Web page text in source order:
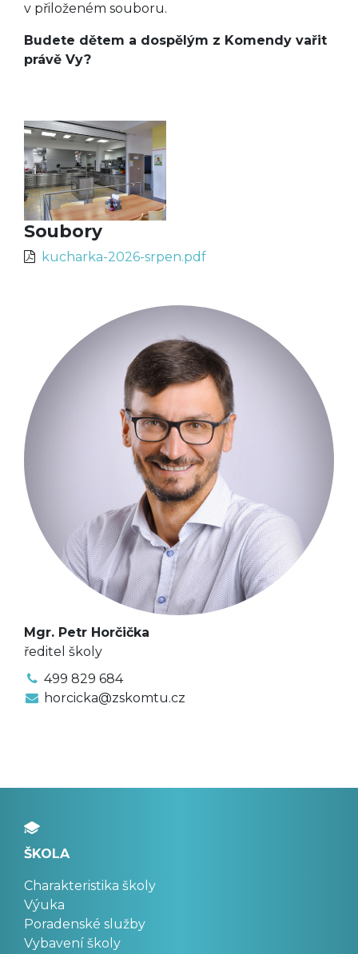
v přiloženém souboru.
Budete dětem a dospělým z Komendy vařit
právě Vy?
Soubory
kucharka-2026-srpen.pdf
Mgr. Petr Horčička
ředitel školy
499 829 684
horcicka@zskomtu.cz
ŠKOLA
Charakteristika školy
Výuka
Poradenské služby
Vybavení školy